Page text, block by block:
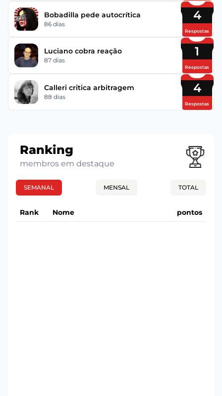
Bobadilla pede autocrítica
86 dias
4
Respostas
Luciano cobra reação
87 dias
1
Respostas
Calleri critica arbitragem
88 dias
4
Respostas
Ranking
membros em destaque
SEMANAL MENSAL TOTAL
Rank Nome pontos